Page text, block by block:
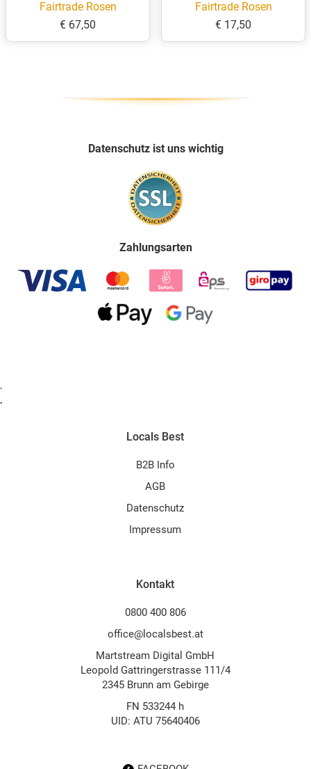
Fairtrade Rosen
€ 67,50
Fairtrade Rosen
€ 17,50
Datenschutz ist uns wichtig
Zahlungsarten
.
.
Locals Best
B2B Info
AGB
Datenschutz
Impressum
Kontakt
0800 400 806
office@localsbest.at
Martstream Digital GmbH
Leopold Gattringerstrasse 111/4
2345 Brunn am Gebirge
FN 533244 h
UID: ATU 75640406